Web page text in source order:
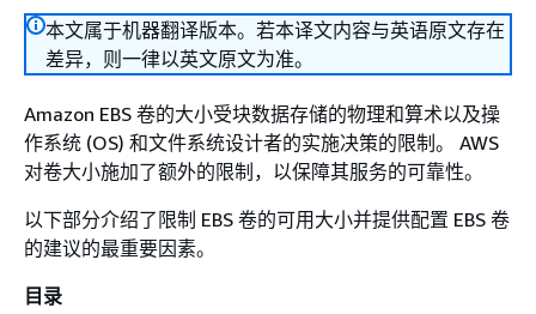
本文属于机器翻译版本。若本译文内容与英语原文存在
差异，则一律以英文原文为准。
Amazon EBS 卷的大小受块数据存储的物理和算术以及操
作系统 (OS) 和文件系统设计者的实施决策的限制。 AWS
对卷大小施加了额外的限制，以保障其服务的可靠性。
以下部分介绍了限制 EBS 卷的可用大小并提供配置 EBS 卷
的建议的最重要因素。
目录